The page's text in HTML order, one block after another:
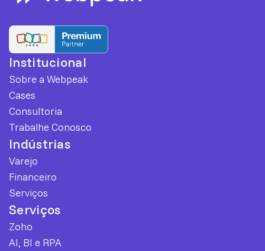
Institucional
Sobre a Webpeak
Cases
Consultoria
Trabalhe Conosco
Indústrias
Varejo
Financeiro
Serviços
Serviços
Zoho
AI, BI e RPA